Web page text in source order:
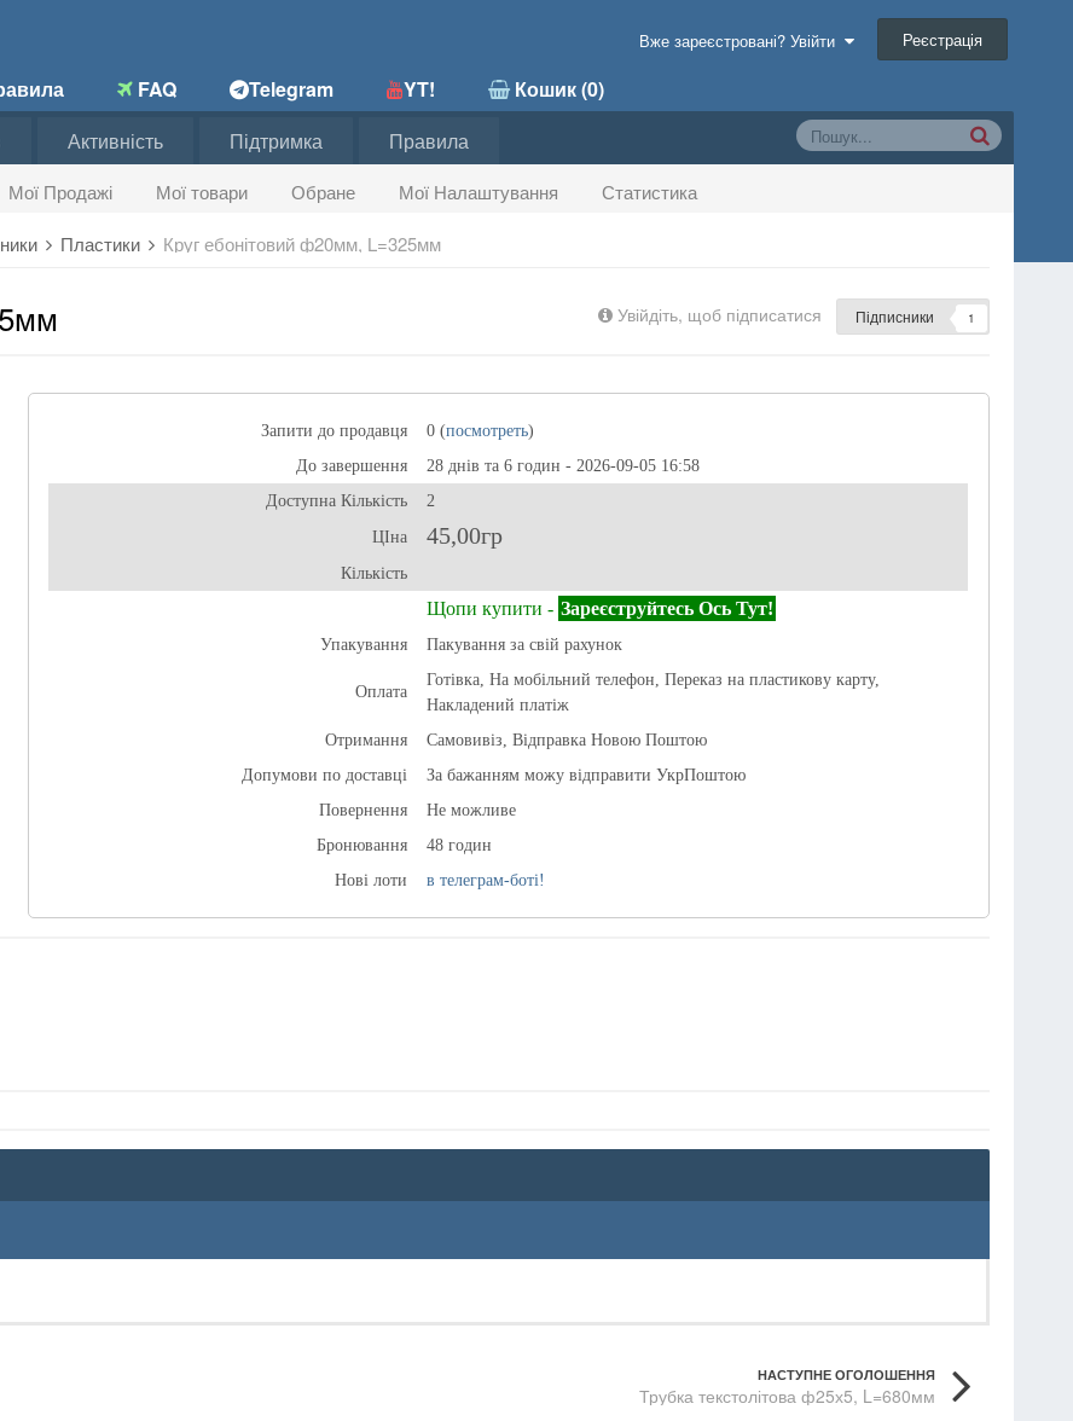
FAQ Telegram YT! Кошик (0)
Вже зареєстровані? Увійти Реєстрація
Мої Продажі Мої товари Обране Мої Налаштування Статистика
Активність Підтримка Правила
Пластики Круг ебонітовий ф20мм, L=325мм
Увійдіть, щоб підписатися Підписники 1
Запити до продавця 0 (посмотреть)
До завершення
28 днів та 6 годин - 2026-09-05 16:58
Доступна Кількість
2
ЦІна
45,00гр
Кількість
Щопи купити - Зареєструйтесь Ось Тут!
Упакування Пакування за свій рахунок
Оплата
Готівка, На мобільний телефон, Переказ на пластикову карту,
Накладений платіж
Отримання
Самовивіз, Відправка Новою Поштою
Допумови по доставці
За бажанням можу відправити УкрПоштою
Повернення
Не можливе
Бронювання
48 годин
Нові лоти
в телеграм-боті!
НАСТУПНЕ ОГОЛОШЕННЯ
Трубка текстолітова ф25х5, L=680мм